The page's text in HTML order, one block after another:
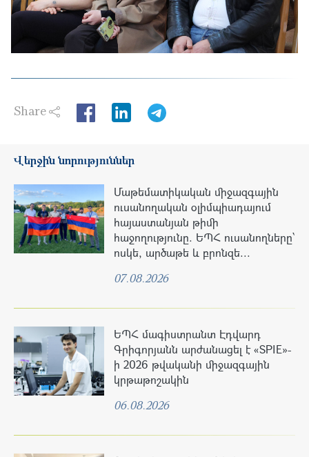
Share LinkedIn
Վերջին նորություններ
Մաթեմատիկական միջազգային
ուսանողական օլիմպիադայում
հայաստանյան թիմի
հաջողությունը. ԵՊՀ ուսանողները՝
ոսկե, արծաթե և բրոնզե...
07.08.2026
ԵՊՀ մագիստրանտ Էդվարդ
Գրիգորյանն արժանացել է «SPIE»-
ի 2026 թվականի միջազգային
կրթաթոշակին
06.08.2026